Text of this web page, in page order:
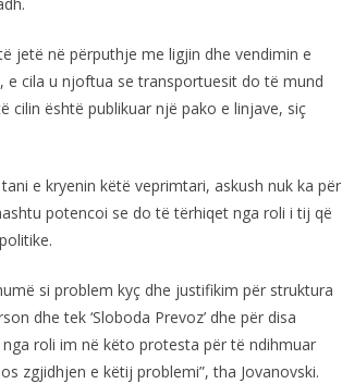
jetë në përputhje me ligjin dhe vendimin e
e cila u njoftua se transportuesit do të mund
cilin është publikuar një pako e linjave, siç
e kryenin këtë veprimtari, askush nuk ka për
potencoi se do të tërhiqet nga roli i tij që
si problem kyç dhe justifikim për struktura
dhe tek ‘Sloboda Prevoz’ dhe për disa
roli im në këto protesta për të ndihmuar
zgjidhjen e këtij problemi”, tha Jovanovski.